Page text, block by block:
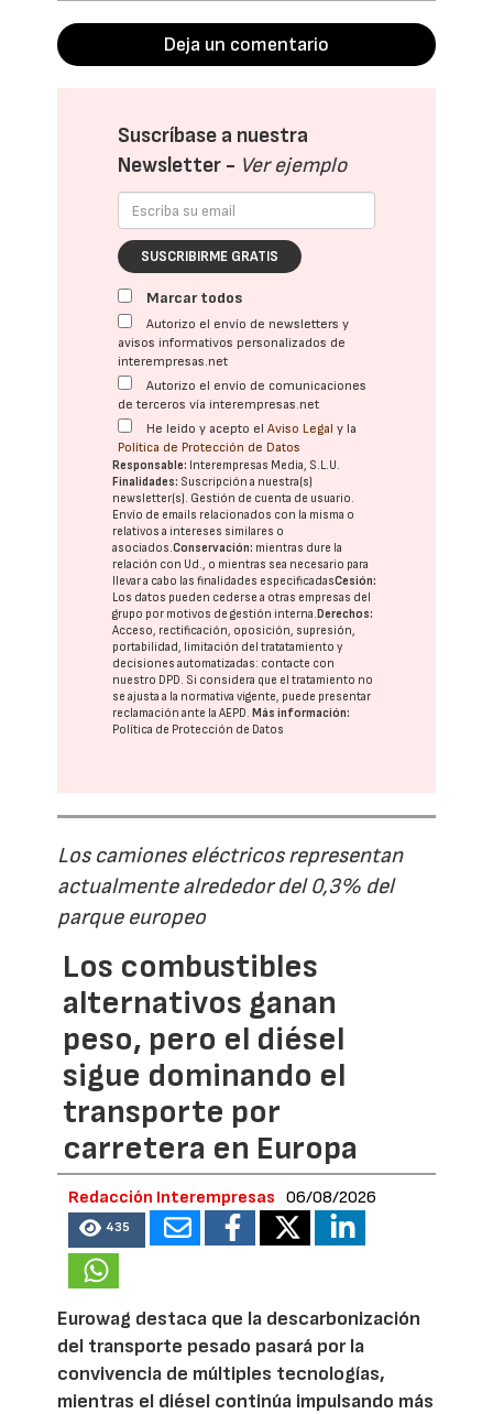
Deja un comentario
Suscríbase a nuestra
Newsletter - Ver ejemplo
SUSCRIBIRME GRATIS
Marcar todos
Autorizo el envío de newsletters y
avisos informativos personalizados de
interempresas.net
Autorizo el envío de comunicaciones
de terceros vía interempresas.net
He leído y acepto elAviso Legal y la
Política de Protección de Datos
Responsable: Interempresas Media, S.L.U.
Finalidades: Suscripción a nuestra(s)
newsletter(s). Gestión de cuenta de usuario.
Envío de emails relacionados con la misma o
relativos a intereses similares o
asociados.Conservación: mientras dure la
relación con Ud., o mientras sea necesario para
llevar a cabo las finalidades especificadasCesión:
Los datos pueden cederse a otras empresas del
grupo por motivos de gestión interna. Derechos:
Acceso, rectificación, oposición, supresión,
portabilidad, limitación del tratatamiento y
decisiones automatizadas: contacte con
nuestro DPD. Si considera que el tratamiento no
se ajusta a la normativa vigente, puede presentar
reclamación ante laAEPD. Más información:
Política de Protección de Datos
Los camiones eléctricos representan
actualmente alrededor del 0,3% del
parque europeo
Los combustibles
alternativos ganan
peso, pero el diésel
sigue dominando el
transporte por
carretera en Europa
Redacción Interempresas 06/08/2026
435
Eurowag destaca que la descarbonización
del transporte pesado pasará por la
convivencia de múltiples tecnologías,
mientras el diésel continúa impulsando más